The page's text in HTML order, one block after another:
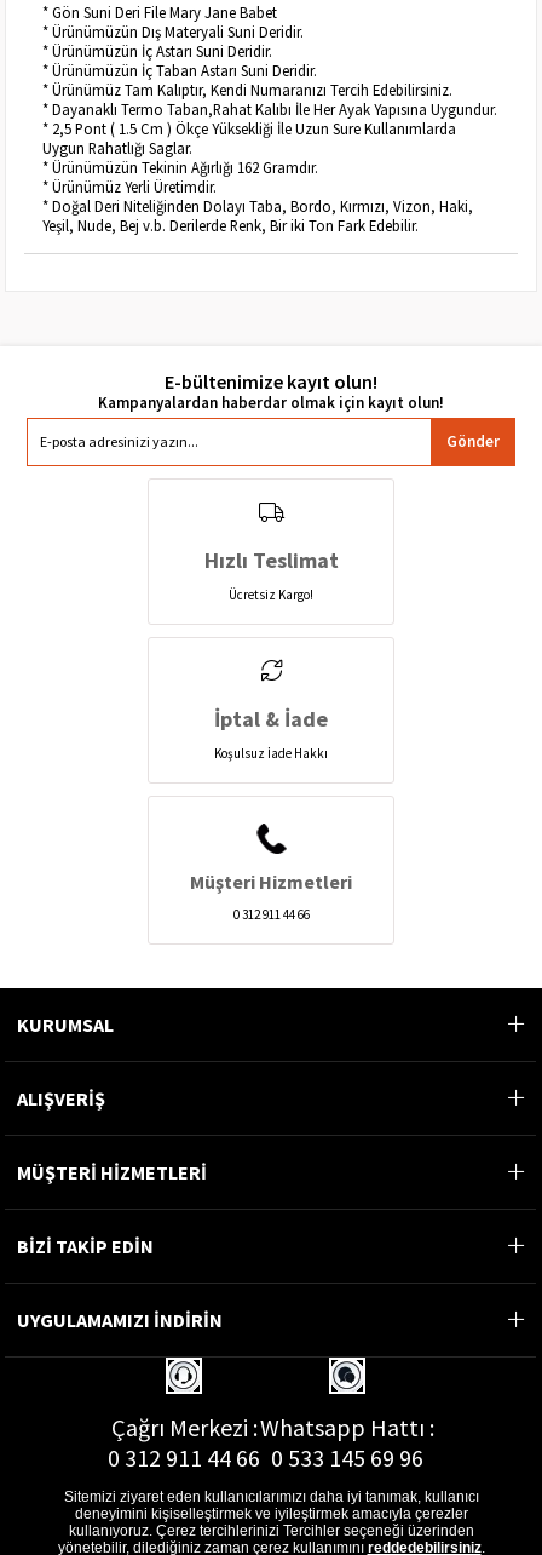
* Gön Suni Deri File Mary Jane Babet
* Ürünümüzün Dış Materyali Suni Deridir.
* Ürünümüzün İç Astarı Suni Deridir.
* Ürünümüzün İç Taban Astarı Suni Deridir.
* Ürünümüz Tam Kalıptır, Kendi Numaranızı Tercih Edebilirsiniz.
* Dayanaklı Termo Taban,Rahat Kalıbı İle Her Ayak Yapısına Uygundur.
* 2,5 Pont ( 1.5 Cm ) Ökçe Yüksekliği İle Uzun Sure Kullanımlarda
Uygun Rahatlığı Saglar.
* Ürünümüzün Tekinin Ağırlığı 162 Gramdır.
* Ürünümüz Yerli Üretimdir.
* Doğal Deri Niteliğinden Dolayı Taba, Bordo, Kırmızı, Vizon, Haki,
Yeşil, Nude, Bej v.b. Derilerde Renk, Bir iki Ton Fark Edebilir.
E-bültenimize kayıt olun!
Gönder
Hızlı Teslimat
Ücretsiz Kargo!
İptal & İade
Koşulsuz İade Hakkı
Müşteri Hizmetleri
0 312 911 44 66
KURUMSAL
ALIŞVERİŞ
MÜŞTERİ HİZMETLERİ
BİZİ TAKİP EDİN
UYGULAMAMIZI İNDİRİN
Çağrı Merkezi :
0 312 911 44 66
Whatsapp Hattı :
0 533 145 69 96
Sitemizi ziyaret eden kullanıcılarımızı daha iyi tanımak, kullanıcı
deneyimini kişiselleştirmek ve iyileştirmek amacıyla çerezler
kullanıyoruz. Çerez tercihlerinizi Tercihler seçeneği üzerinden
yönetebilir, dilediğiniz zaman çerez kullanımını reddedebilirsiniz.